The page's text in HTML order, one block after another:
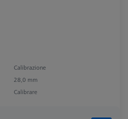
Calibrazione
28,0 mm
Calibrare